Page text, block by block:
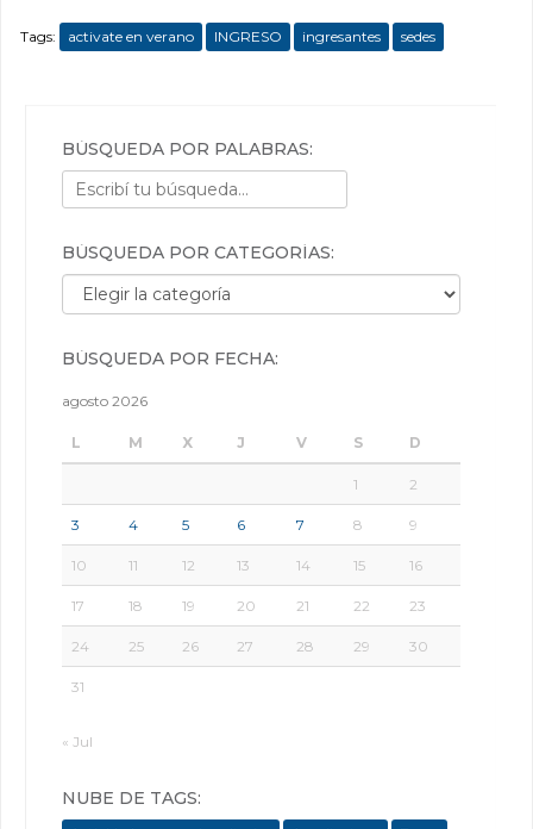
Tags: activate en verano INGRESO ingresantes sedes
BÚSQUEDA POR PALABRAS:
BÚSQUEDA POR CATEGORÍAS:
Búsqueda por categorías:
BÚSQUEDA POR FECHA:
agosto 2026
L M X J V S D
1 2
3 4 5 6 7 8 9
10 11 12 13 14 15 16
17 18 19 20 21 22 23
24 25 26 27 28 29 30
31
« Jul
NUBE DE TAGS: